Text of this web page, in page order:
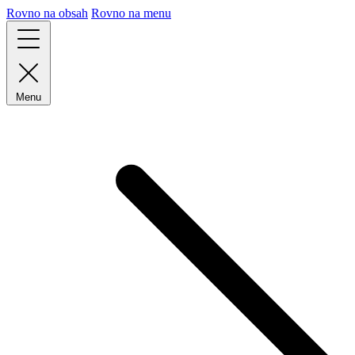
Rovno na obsah Rovno na menu
Menu